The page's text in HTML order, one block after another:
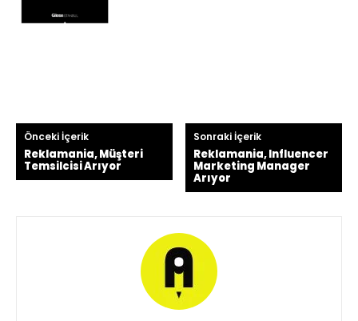
Önceki İçerik
Reklamania, Müşteri
Temsilcisi Arıyor
Sonraki İçerik
Reklamania, Influencer
Marketing Manager
Arıyor